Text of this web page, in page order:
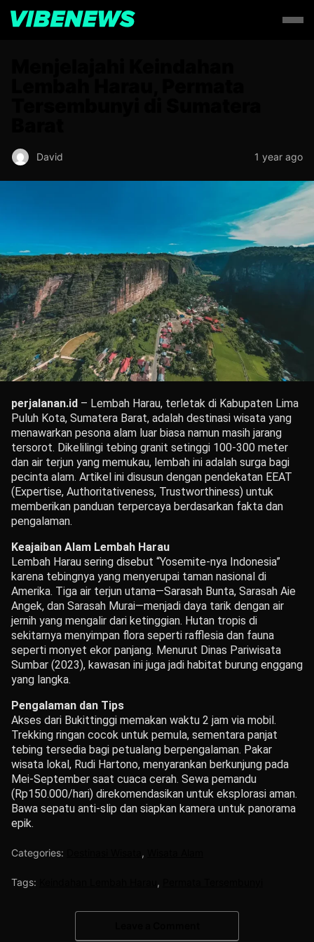
David 1 year ago
perjalanan.id – Lembah Harau, terletak di Kabupaten Lima
Puluh Kota, Sumatera Barat, adalah destinasi wisata yang
menawarkan pesona alam luar biasa namun masih jarang
tersorot. Dikelilingi tebing granit setinggi 100-300 meter
dan air terjun yang memukau, lembah ini adalah surga bagi
pecinta alam. Artikel ini disusun dengan pendekatan EEAT
(Expertise, Authoritativeness, Trustworthiness) untuk
memberikan panduan terpercaya berdasarkan fakta dan
pengalaman.
Keajaiban Alam Lembah Harau
Lembah Harau sering disebut “Yosemite-nya Indonesia”
karena tebingnya yang menyerupai taman nasional di
Amerika. Tiga air terjun utama—Sarasah Bunta, Sarasah Aie
Angek, dan Sarasah Murai—menjadi daya tarik dengan air
jernih yang mengalir dari ketinggian. Hutan tropis di
sekitarnya menyimpan flora seperti rafflesia dan fauna
seperti monyet ekor panjang. Menurut Dinas Pariwisata
Sumbar (2023), kawasan ini juga jadi habitat burung enggang
yang langka.
Pengalaman dan Tips
Akses dari Bukittinggi memakan waktu 2 jam via mobil.
Trekking ringan cocok untuk pemula, sementara panjat
tebing tersedia bagi petualang berpengalaman. Pakar
wisata lokal, Rudi Hartono, menyarankan berkunjung pada
Mei-September saat cuaca cerah. Sewa pemandu
(Rp150.000/hari) direkomendasikan untuk eksplorasi aman.
Bawa sepatu anti-slip dan siapkan kamera untuk panorama
epik.
Categories: ,
Tags: ,